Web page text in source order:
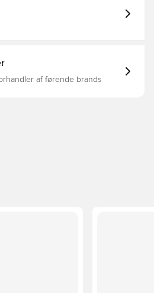
af førende brands